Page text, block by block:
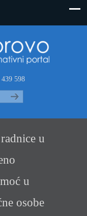
598
u
u
osobe